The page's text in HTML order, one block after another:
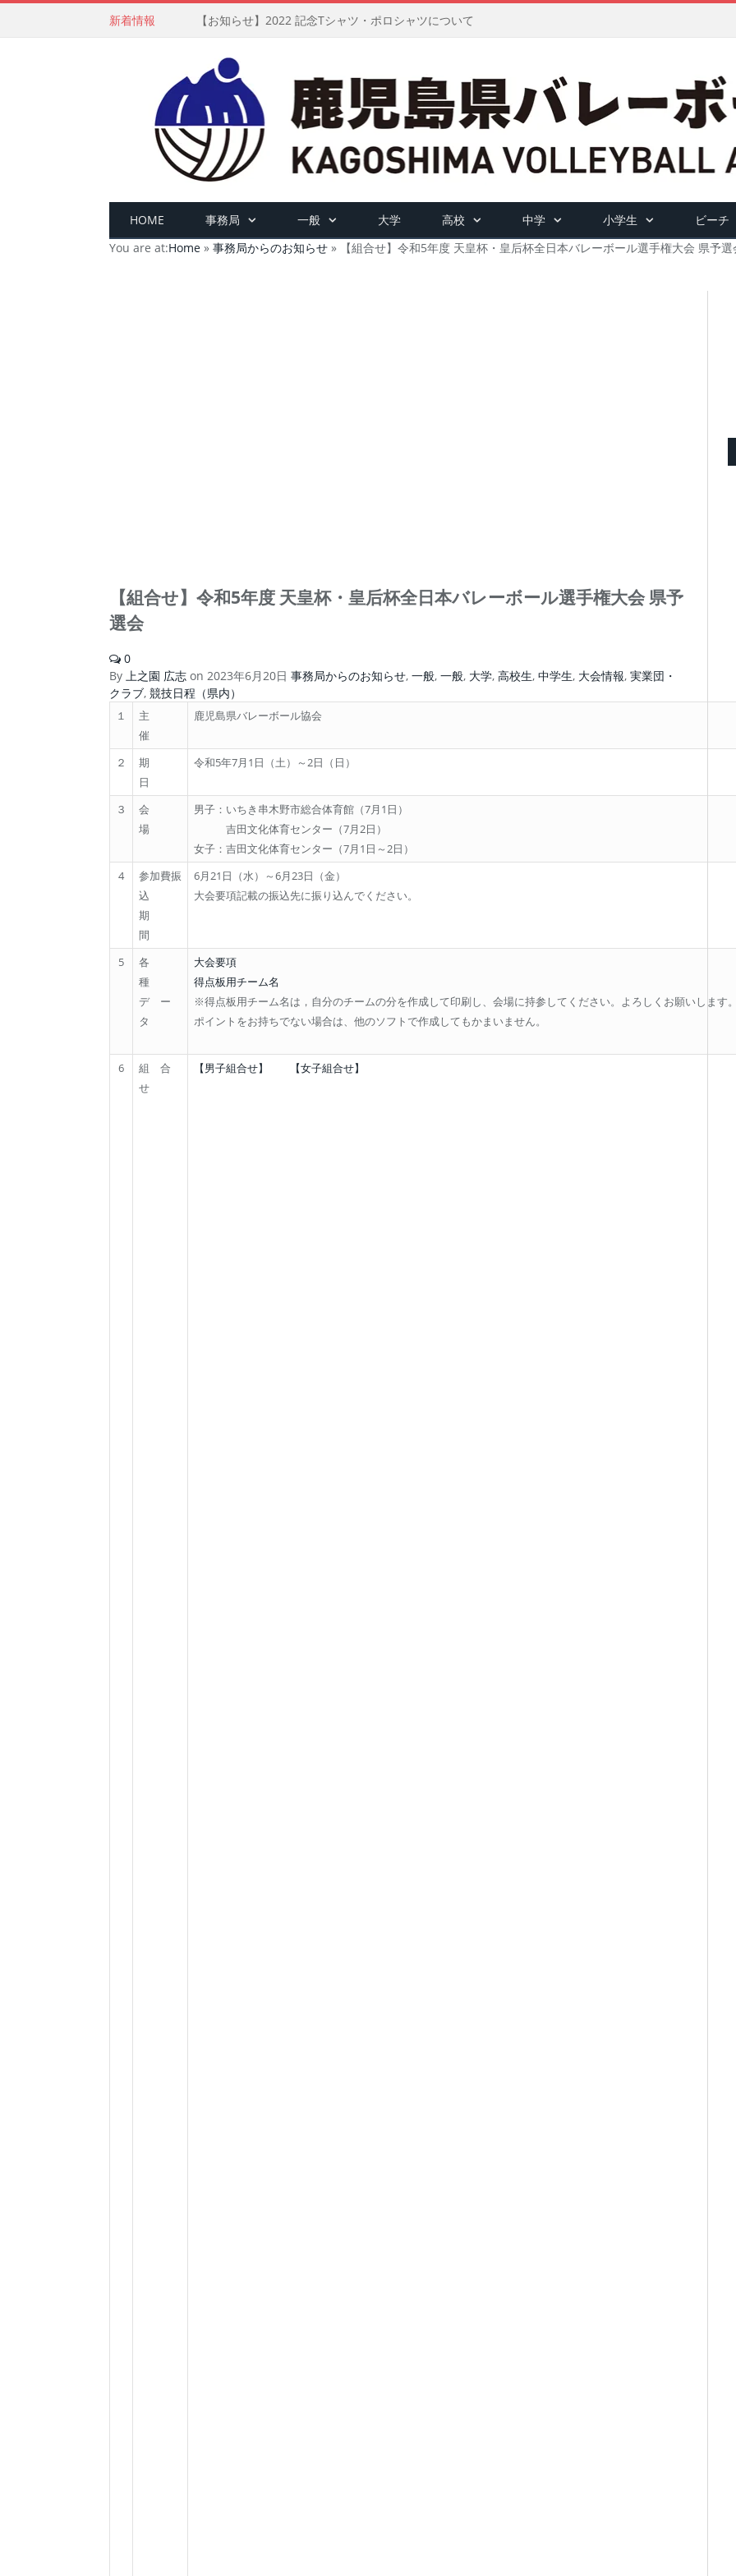
新着情報 【お知らせ】2022 記念Tシャツ・ポロシャツについて
HOME 事務局 一般 大学 高校 中学 小学生
ビーチ
You are at:Home » 事務局からのお知らせ » 【組合せ】令和5年度 天皇杯・皇后杯全日本バレーボール選手権大会 県予選
【組合せ】令和5年度 天皇杯・皇后杯全日本バレーボール選手権大会 県予
選会
0
By 上之園 広志 on 2023年6月20日 事務局からのお知らせ, 一般, 一般, 大学, 高校生, 中学生, 大会情報, 実業団・
クラブ, 競技日程（県内）
１
主
催
鹿児島県バレーボール協会
２
期
日
令和5年7月1日（土）～2日（日）
３
会
場
男子：いちき串木野市総合体育館（7月1日）
吉田文化体育センター（7月2日）
女子：吉田文化体育センター（7月1日～2日）
4
参加費振
込
期
間
6月21日（水）～6月23日（金）
大会要項記載の振込先に振り込んでください。
5
各
種
デ ー
タ
大会要項
得点板用チーム名
※得点板用チーム名は，自分のチームの分を作成して印刷し、会場に持参してください。よろしくお願いします
ポイントをお持ちでない場合は、他のソフトで作成してもかまいません。
6
組 合
せ
【男子組合せ】 【女子組合せ】